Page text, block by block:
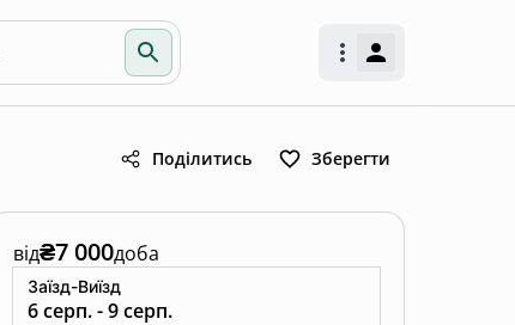
Поділитись Зберегти
від₴7 000доба
Заїзд-Виїзд
6 серп. - 9 серп.